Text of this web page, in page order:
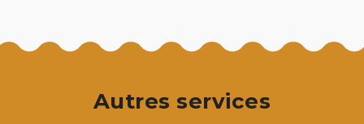
Autres services